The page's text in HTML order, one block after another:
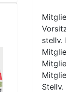
stellv.